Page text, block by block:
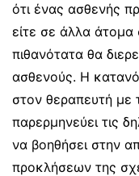
ότι ένας ασθενής
είτε σε άλλα
πιθανότατα θα
ασθενούς. Η
στον θεραπευτή με
παρερμηνεύει τις
να βοηθήσει στην
προκλήσεων της